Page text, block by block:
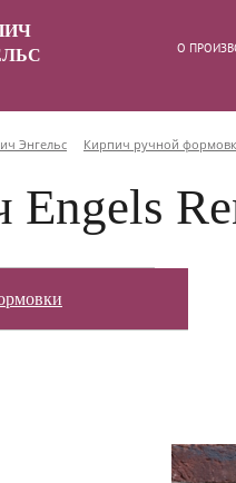
О
Энгельс Кирпич ручной
Engels